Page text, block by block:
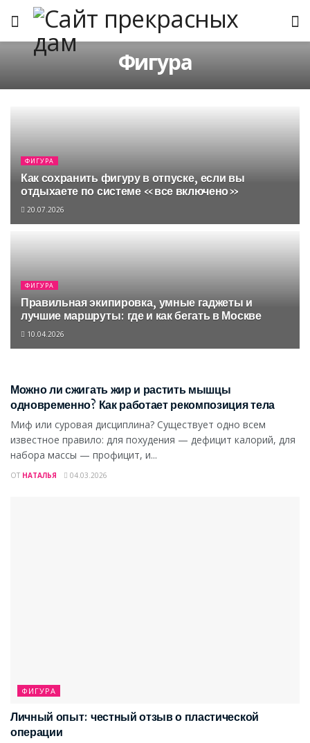
Фигура
ФИГУРА
Как сохранить фигуру в отпуске, если вы
отдыхаете по системе «все включено»
20.07.2026
ФИГУРА
Правильная экипировка, умные гаджеты и
лучшие маршруты: где и как бегать в Москве
10.04.2026
Можно ли сжигать жир и растить мышцы
одновременно? Как работает рекомпозиция тела
Миф или суровая дисциплина? Существует одно всем
известное правило: для похудения — дефицит калорий, для
набора массы — профицит, и...
ОТ НАТАЛЬЯ 04.03.2026
ФИГУРА
Личный опыт: честный отзыв о пластической
операции